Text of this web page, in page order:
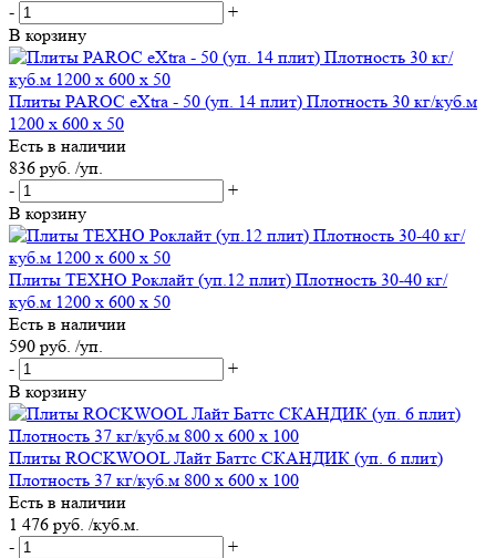
-
+
В корзину
Плиты PAROC eXtra - 50 (уп. 14 плит) Плотность 30 кг/куб.м
1200 x 600 x 50
Есть в наличии
836 руб. /уп.
-
+
В корзину
Плиты ТЕХНО Роклайт (уп.12 плит) Плотность 30-40 кг/
куб.м 1200 х 600 х 50
Есть в наличии
590 руб. /уп.
-
+
В корзину
Плиты ROCKWOOL Лайт Баттс СКАНДИК (уп. 6 плит)
Плотность 37 кг/куб.м 800 х 600 х 100
Есть в наличии
1 476 руб. /куб.м.
-
+